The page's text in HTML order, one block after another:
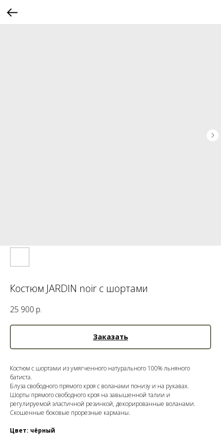
Костюм JARDIN noir с шортами
25 900 р.
Заказать
Костюм с шортами из умягченного натурального 100% льняного
батиста.
Блуза свободного прямого кроя с воланами понизу и на рукавах.
Шорты прямого свободного кроя на завышенной талии и
регулируемой эластичной резинкой, декорированные воланами.
Скошенные боковые прорезные карманы.
Цвет: чёрный